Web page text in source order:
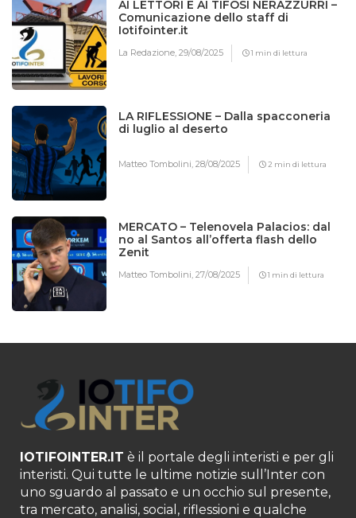
AI LETTORI E AI TIFOSI NERAZZURRI –
Comunicazione dello staff di
Iotifointer.it
La Redazione,29/08/2025 1 min di lettura
LA RIFLESSIONE – Dalla spacconeria
di luglio al deserto
Matteo Tombolini,28/08/2025 2 min di lettura
MERCATO – Telenovela Palacios: dal
no al Santos all’offerta flash dello
Zenit
Matteo Tombolini,27/08/2025 1 min di lettura
IOTIFOINTER.IT è il portale degli interisti e per gli
interisti. Qui tutte le ultime notizie sull’Inter con
uno sguardo al passato e un occhio sul presente,
tra mercato, analisi, social, riflessioni e qualche